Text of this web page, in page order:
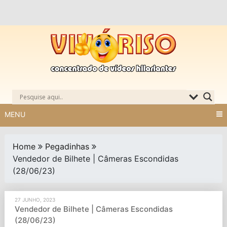
MENU
Home
Pegadinhas
Vendedor de Bilhete | Câmeras Escondidas
(28/06/23)
27 JUNHO, 2023
Vendedor de Bilhete | Câmeras Escondidas
(28/06/23)